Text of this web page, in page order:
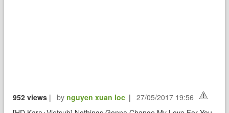
952 views | bynguyen xuan loc |
27/05/2017 19:56